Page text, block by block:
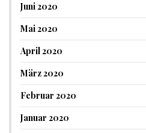
Juni 2020
Mai 2020
April 2020
März 2020
Februar 2020
Januar 2020